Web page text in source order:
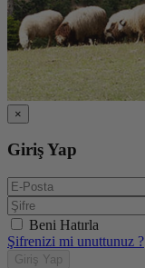
×
Giriş Yap
Beni Hatırla
Şifrenizi mi unuttunuz ?
Giriş Yap